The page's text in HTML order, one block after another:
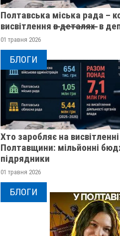
Полтавська міська рада –
висвітлення в̶ ̶д̶е̶т̶а̶л̶я̶х̶ ̶ в
01 травня 2026
БЛОГИ
Хто заробляє на
Полтавщини: мільйонні
підрядники
01 травня 2026
БЛОГИ